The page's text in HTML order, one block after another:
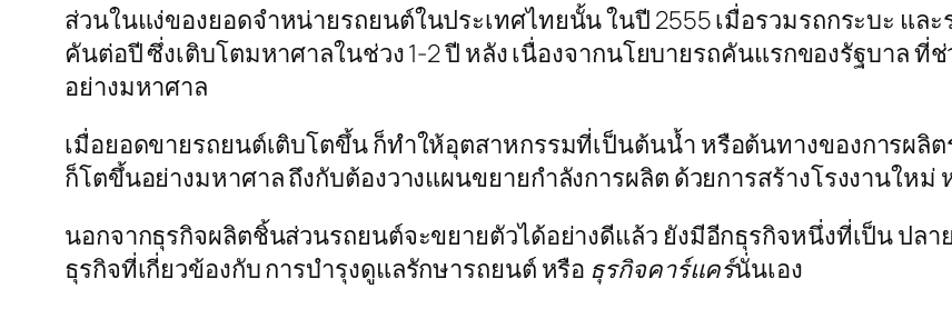
ส่วนในแง่ของยอดจำหน่ายรถยนต์ในประเทศไทยนั้น ในปี 2555 เมื่อรวมรถกระบะ แล
คันต่อปี ซึ่งเติบโตมหาศาลในช่วง 1-2 ปี หลัง เนื่องจากนโยบายรถคันแรกของรัฐบาล
อย่างมหาศาล
เมื่อยอดขายรถยนต์เติบโตขึ้น ก็ทำให้อุตสาหกรรมที่เป็นต้นน้ำ หรือต้นทางของการผ
ก็โตขึ้นอย่างมหาศาล ถึงกับต้องวางแผนขยายกำลังการผลิต ด้วยการสร้างโรงงานใหม่
นอกจากธุรกิจผลิตชิ้นส่วนรถยนต์จะขยายตัวได้อย่างดีแล้ว ยังมีอีกธุรกิจหนึ่งที่เป็น ปล
ธุรกิจที่เกี่ยวข้องกับ การบำรุงดูแลรักษารถยนต์ หรือ ธุรกิจคาร์แคร์นั่นเอง